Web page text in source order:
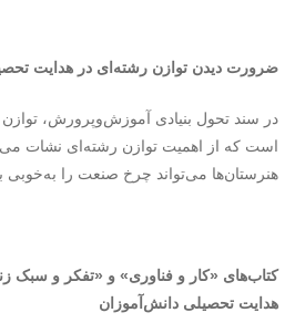
ضرورت دیدن توازن رشته‌ای در هدایت
در سند تحول بنیادی آموزش‌وپرورش،
است که از اهمیت توازن رشته‌ای نشات
هنرستان‌ها می‌تواند چرخ صنعت را به‌خوبی
کتاب‌های «کار و فناوری» و «تفکر و سبک
هدایت تحصیلی دانش‌آموزان